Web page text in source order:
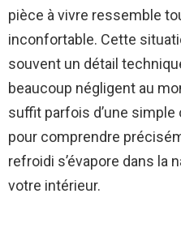
pièce à vivre ressemble
inconfortable. Cette
souvent un détail
beaucoup négligent au
suffit parfois d’une
pour comprendre
refroidi s’évapore dans la
votre intérieur.